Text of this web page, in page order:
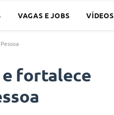
VAGAS E JOBS VÍDEOS
fortalece